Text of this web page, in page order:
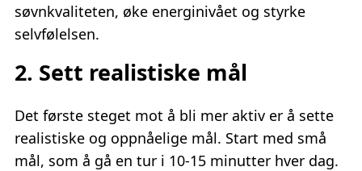
søvnkvaliteten, øke energinivået og styrke
selvfølelsen.
2. Sett realistiske mål
Det første steget mot å bli mer aktiv er å sette
realistiske og oppnåelige mål. Start med små
mål, som å gå en tur i 10-15 minutter hver dag.